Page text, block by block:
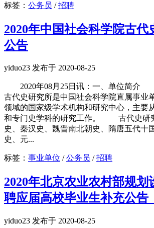
标签： 公务员 /招聘
2020年中国社会科学院古代
公告
yiduo23 发布于 2020-08-25
2020年08月25日讯：一、单位简介
古代史研究所是中国社会科学院直属事业
领域的国家级学术机构和研究中心，主要
和专门史学科的研究工作。 古代史研
史、秦汉史、魏晋南北朝史、隋唐五代十
史、元...
标签： 事业单位 /公务员 /招聘
2020年北京农业农村部规划
聘应届高校毕业生补充公告
yiduo23 发布于 2020-08-25